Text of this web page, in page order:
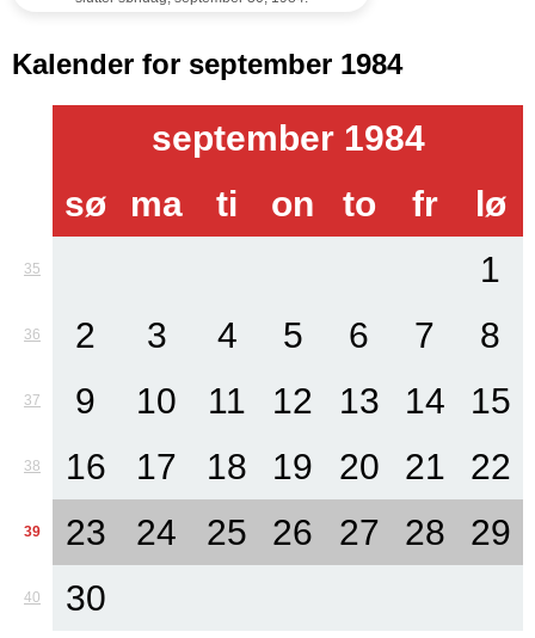
Kalender for september 1984
september 1984
sø
ma ti on to fr lø
35 1
36 2 3 4 5 6 7 8
37 9 10 11 12 13 14 15
38 16 17 18 19 20 21 22
39 23 24 25 26 27 28 29
40 30